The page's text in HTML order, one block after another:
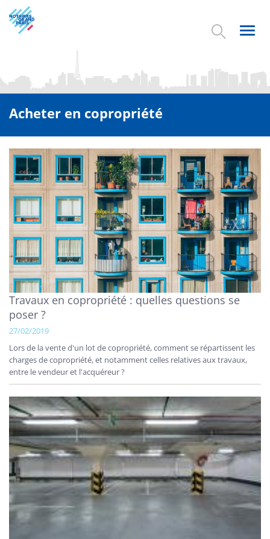
Aller
au
contenu
Acheter en copropriété
Travaux en copropriété : quelles questions se
poser ?
27/02/2019
Lors de la vente d'un lot de copropriété, comment se répartissent les
charges de copropriété, et notamment celles relatives aux travaux,
entre le vendeur et l'acquéreur ?